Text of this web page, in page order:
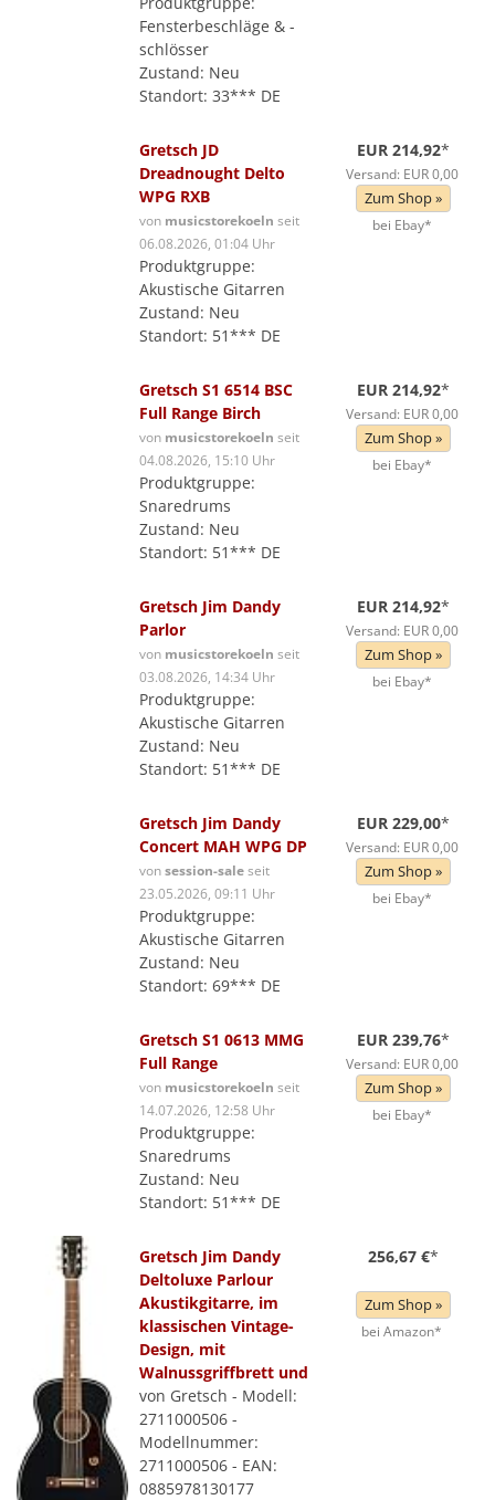
Fensterbeschläge & -
schlösser
Zustand: Neu
Standort: 33*** DE
Gretsch JD
Dreadnought Delto
WPG RXB
von musicstorekoeln seit
06.08.2026, 01:04 Uhr
Produktgruppe:
Akustische Gitarren
Zustand: Neu
Standort: 51*** DE
EUR 214,92*
Versand: EUR 0,00
Zum Shop »
bei Ebay*
Gretsch S1 6514 BSC
Full Range Birch
von musicstorekoeln seit
04.08.2026, 15:10 Uhr
Produktgruppe:
Snaredrums
Zustand: Neu
Standort: 51*** DE
EUR 214,92*
Versand: EUR 0,00
Zum Shop »
bei Ebay*
Gretsch Jim Dandy
Parlor
von musicstorekoeln seit
03.08.2026, 14:34 Uhr
Produktgruppe:
Akustische Gitarren
Zustand: Neu
Standort: 51*** DE
EUR 214,92*
Versand: EUR 0,00
Zum Shop »
bei Ebay*
Gretsch Jim Dandy
Concert MAH WPG DP
vonsession-saleseit
23.05.2026, 09:11 Uhr
Produktgruppe:
Akustische Gitarren
Zustand: Neu
Standort: 69*** DE
EUR 229,00*
Versand: EUR 0,00
Zum Shop »
bei Ebay*
Gretsch S1 0613 MMG
Full Range
von musicstorekoeln seit
14.07.2026, 12:58 Uhr
Produktgruppe:
Snaredrums
Zustand: Neu
Standort: 51*** DE
EUR 239,76*
Versand: EUR 0,00
Zum Shop »
bei Ebay*
Gretsch Jim Dandy
Deltoluxe Parlour
Akustikgitarre, im
klassischen Vintage-
Design, mit
Walnussgriffbrett und
von Gretsch - Modell:
2711000506 -
Modellnummer:
2711000506 - EAN:
0885978130177
256,67 €*
Zum Shop »
bei Amazon*